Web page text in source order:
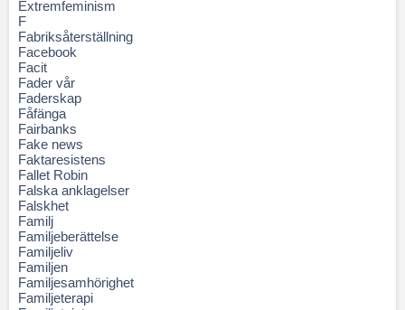
Extremfeminism
F
Fabriksåterställning
Facebook
Facit
Fader vår
Faderskap
Fåfänga
Fairbanks
Fake news
Faktaresistens
Fallet Robin
Falska anklagelser
Falskhet
Familj
Familjeberättelse
Familjeliv
Familjen
Familjesamhörighet
Familjeterapi